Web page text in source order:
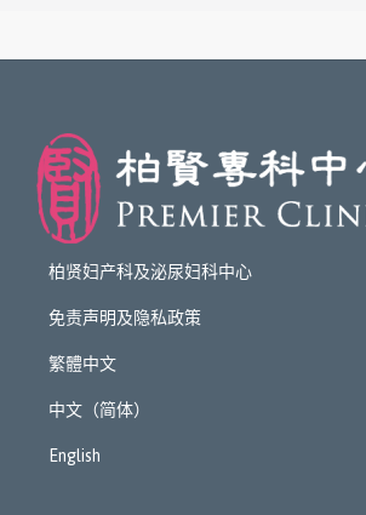
柏贤妇产科及泌尿妇科中心
免责声明及隐私政策
繁體中文
中文（简体）
English